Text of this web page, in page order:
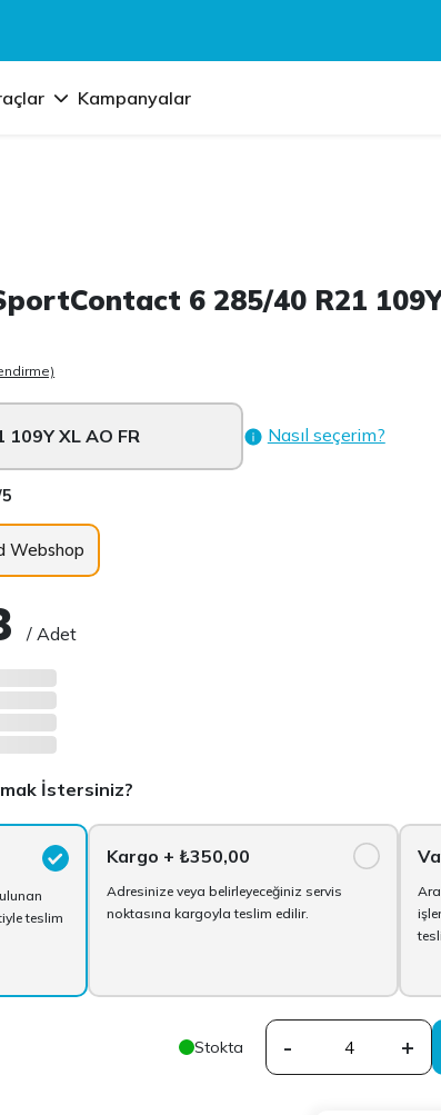
Kampanyalar
6 285/40 R21
109Y XL AO FR Nasıl seçerim?
Webshop
/ Adet
İstersiniz?
teslim
Kargo + ₺350,00
Adresinize veya belirleyeceğiniz servis
noktasına kargoyla teslim edilir.
Stokta - +